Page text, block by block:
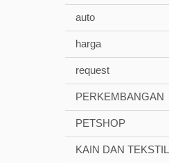
auto
harga
request
PERKEMBANGAN
PETSHOP
KAIN DAN TEKSTIL